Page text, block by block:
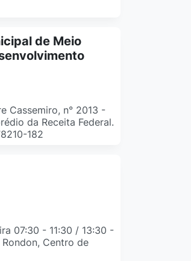
de Meio
Cassemiro, n° 2013 -
da Receita Federal.
182
07:30 - 11:30 / 13:30 -
Rondon, Centro de